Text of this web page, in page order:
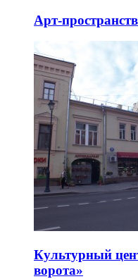
Арт-
Культурный
ворота»